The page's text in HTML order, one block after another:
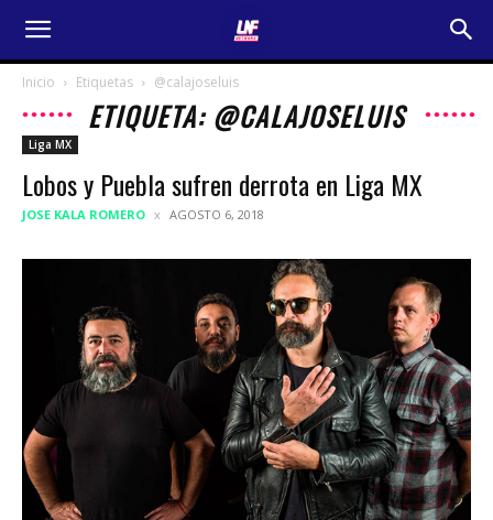
Inicio Etiquetas @calajoseluis
ETIQUETA: @CALAJOSELUIS
Liga MX
Lobos y Puebla sufren derrota en Liga MX
JOSE KALA ROMERO AGOSTO 6, 2018